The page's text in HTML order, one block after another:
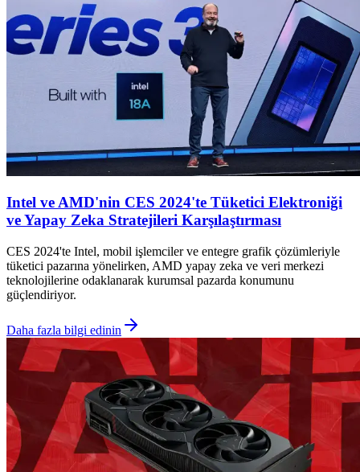
Intel ve AMD'nin CES 2024'te Tüketici Elektroniği
ve Yapay Zeka Stratejileri Karşılaştırması
CES 2024'te Intel, mobil işlemciler ve entegre grafik çözümleriyle
tüketici pazarına yönelirken, AMD yapay zeka ve veri merkezi
teknolojilerine odaklanarak kurumsal pazarda konumunu
güçlendiriyor.
Daha fazla bilgi edinin